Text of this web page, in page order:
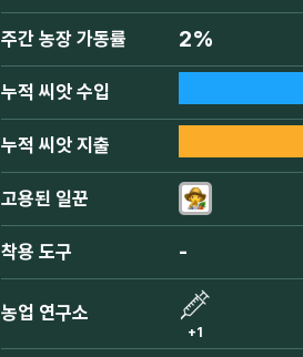
주간 농장 가동률 2%
누적 씨앗 수입
누적 씨앗 지출
고용된 일꾼
착용 도구 -
농업 연구소
+1